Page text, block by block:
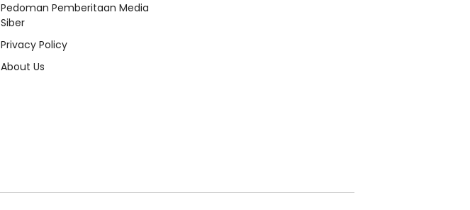
Pedoman Pemberitaan Media
Siber
Privacy Policy
About Us